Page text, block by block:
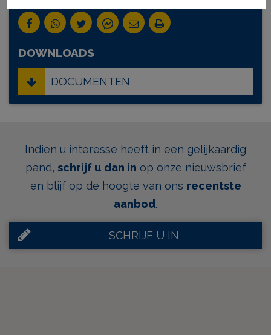
DOWNLOADS
DOCUMENTEN
Indien u interesse heeft in een gelijkaardig
pand, schrijf u dan in op onze nieuwsbrief
en blijf op de hoogte van ons recentste
aanbod.
SCHRIJF U IN